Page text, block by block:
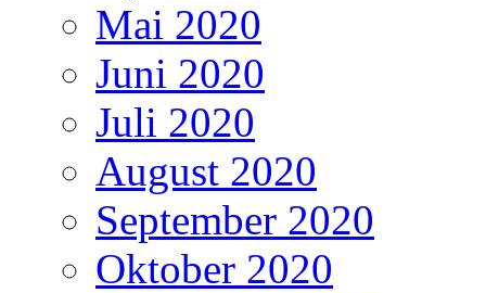
Mai 2020
Juni 2020
Juli 2020
August 2020
September 2020
Oktober 2020